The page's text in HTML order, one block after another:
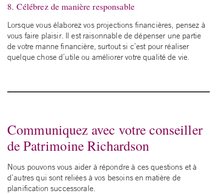
8. Célébrez de manière responsable
Lorsque vous élaborez vos projections financières, pensez à
vous faire plaisir. Il est raisonnable de dépenser une partie
de votre manne financière, surtout si c’est pour réaliser
quelque chose d’utile ou améliorer votre qualité de vie.
Communiquez avec votre conseiller
de Patrimoine Richardson
Nous pouvons vous aider à répondre à ces questions et à
d’autres qui sont reliées à vos besoins en matière de
planification successorale.